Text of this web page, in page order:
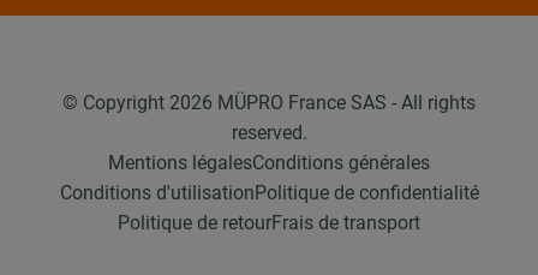
© Copyright 2026 MÜPRO France SAS - All rights
reserved.
Mentions légalesConditions générales
Conditions d'utilisationPolitique de confidentialité
Politique de retourFrais de transport